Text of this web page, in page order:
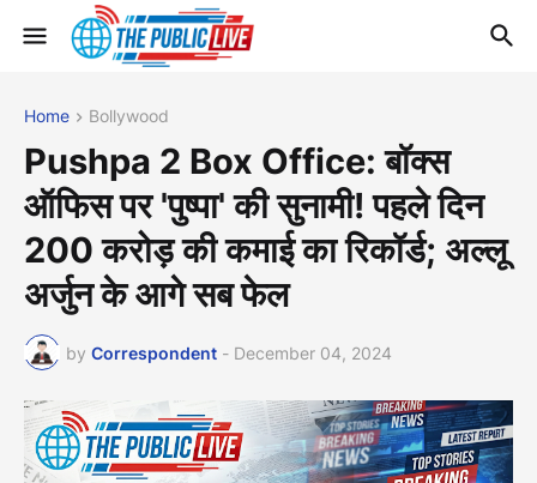
Home Bollywood
Pushpa 2 Box Office: बॉक्स
ऑफिस पर 'पुष्पा' की सुनामी! पहले दिन
200 करोड़ की कमाई का रिकॉर्ड; अल्लू
अर्जुन के आगे सब फेल
by Correspondent - December 04, 2024